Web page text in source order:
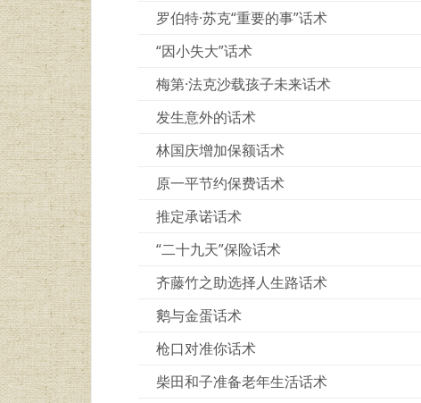
罗伯特·苏克“重要的事”话术
“因小失大”话术
梅第·法克沙载孩子未来话术
发生意外的话术
林国庆增加保额话术
原一平节约保费话术
推定承诺话术
“二十九天”保险话术
齐藤竹之助选择人生路话术
鹅与金蛋话术
枪口对准你话术
柴田和子准备老年生活话术